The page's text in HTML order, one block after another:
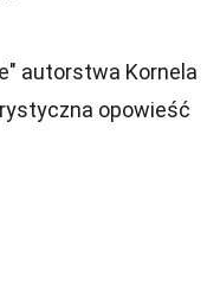
autorstwa Kornela
opowieść